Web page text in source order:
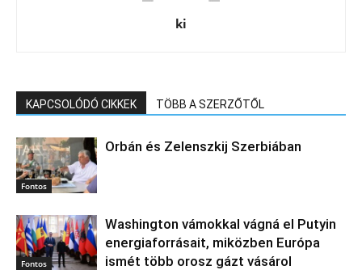
ki
KAPCSOLÓDÓ CIKKEK TÖBB A SZERZŐTŐL
Fontos
Orbán és Zelenszkij Szerbiában
Fontos
Washington vámokkal vágná el Putyin
energiaforrásait, miközben Európa
ismét több orosz gázt vásárol